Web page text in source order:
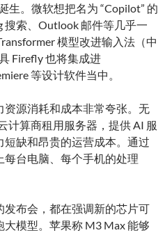
生。微软想把名为 “Copilot” 的
搜索、Outlook 邮件等几乎一
模型改进输入法（中
Firefly 也将集成进
等设计软件当中。
源消耗和成本非常夸张。无
计算商租用服务器，提供 AI 服
缺和昂贵的运营成本。通过
台电脑、每个手机的处理
布会，都在强调新的芯片可
模型。苹果称 M3 Max 能够